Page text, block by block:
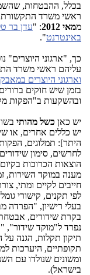
בכלל, ההבטחות,
ראשי משרד התקשורת
ממאי 2012 : "עדן בר
באינטרנט".
כך, "ארגוני היוצרים"
עליהם ראשי משרד
וארגוני היוצרים
בזמן שיש חוקים
ובהשקעות ב"הפקות
יש כאן כשל מהותי
יש כללים אחרים, או
היתר]: תמלוגים,
לחרשים, סימון
הוצאות הכרוכות
מענה במוקד השירות,
חייבים לקיים ומתי,
לפי תקנים, קישורי
בעלי רישיון, "הפרדה
בקרת שידורים, אבטחת
נפרד ל"מוקד שידור",
תיקון תקלות, הגנה
ומשונים שנולדו עם
בישראל).